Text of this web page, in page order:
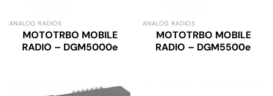
ANALOG RADIOS
MOTOTRBO MOBILE
RADIO – DGM5000e
ANALOG RADIOS
MOTOTRBO MOBILE
RADIO – DGM5500e